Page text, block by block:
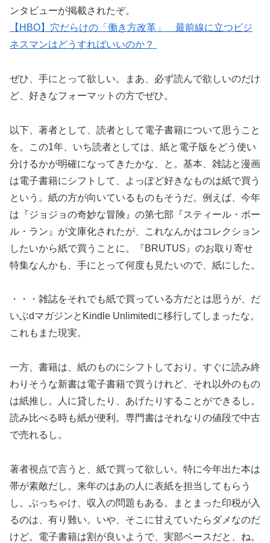
ンタビューが掲載されたぞ。
【HBO】穴だらけの「働き方改革」 最前線に立つビジ
ネスマンはどうすればいいのか？
ぜひ、手にとって欲しい。まあ、必ず読んで欲しいのだけ
ど、好きなフォーマットの方でぜひ。
以下、著者として、読者として電子書籍について思うこと
を。この1年、いち読者としては、紙と電子版をどう使い
分けるかが明確になってきたかな、と。基本、雑誌と漫画
は電子書籍にシフトして、よっぽど好きなものは紙で買う
という。紙の方が向いているものもそうだ。例えば、今年
は『ジョジョの奇妙な冒険』の第七部『スティール・ボー
ル・ラン』が文庫化されたが、これなんかはコレクション
したいから紙で買うことに。『BRUTUS』のお取り寄せ
特集なんかも、手にとって何度も見たいので、紙にした。
・・・雑誌をそれでも紙で買っている方だとは思うが、だ
いぶdマガジンとKindle Unlimitedに移行してしまったな。
これもまた現実。
一方、書籍は、紙のものにシフトしており。すぐに読み終
わりそうな新書は電子書籍で買うけれど、それ以外のもの
は紙推し。人に貸したり、あげたりすることができるし。
読み比べる時も紙が便利。専門書はそれなりの値段で中古
で売れるし。
著者視点で言うと、紙で買って欲しい。特に今年出た本は
帯が素敵だし。来年のはあの人に表紙を担当してもらう
し。ぶっちゃけ、収入の問題もある。まとまった印税が入
るのは、有り難い。いや、そこに甘えていたらダメなのだ
けど。電子書籍は割が良いようで、実部ベースだと、ね。